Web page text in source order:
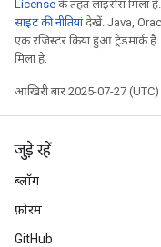
License के तहत लाइसेंस मिला है.
साइट की नीतियांदेखें. Java,
एक रजिस्टर किया हुआ ट्रेडमार्क
मिला है.
आखिरी बार 2025-07-27 (UTC)
जुड़े रहें
ब्लॉग
फ़ोरम
GitHub